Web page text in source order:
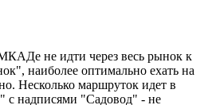
не идти через весь рынок к
наиболее оптимально ехать на
Несколько маршруток идет в
с надписями "Садовод" - не